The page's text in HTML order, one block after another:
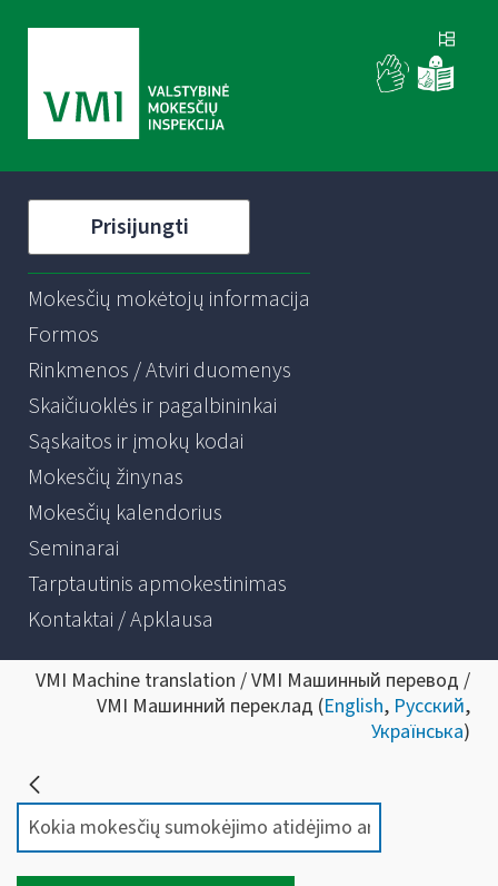
Prisijungti
Mokesčių mokėtojų informacija
Formos
Rinkmenos / Atviri duomenys
Skaičiuoklės ir pagalbininkai
Sąskaitos ir įmokų kodai
Mokesčių žinynas
Mokesčių kalendorius
Seminarai
Tarptautinis apmokestinimas
Kontaktai / Apklausa
VMI Machine translation / VMI Машинный перевод /
VMI Машинний переклад (English, Русский,
Українська)